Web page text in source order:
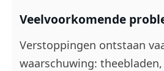
Veelvoorkomende
Verstoppingen ontstaan
waarschuwing: